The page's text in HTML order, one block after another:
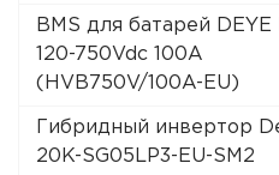
BMS для батарей DEYE
120-750Vdc 100A
(HVB750V/100A-EU)
Гибридный инвертор
20K-SG05LP3-EU-SM2